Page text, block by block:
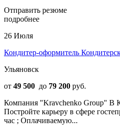
Отправить резюме
подробнее
26 Июля
Кондитер-оформитель
Ульяновск
от 49 500 до 79 200 руб.
Компания "Kravchenko Group" В
Постройте карьеру в сфере
час ; Оплачиваемую...